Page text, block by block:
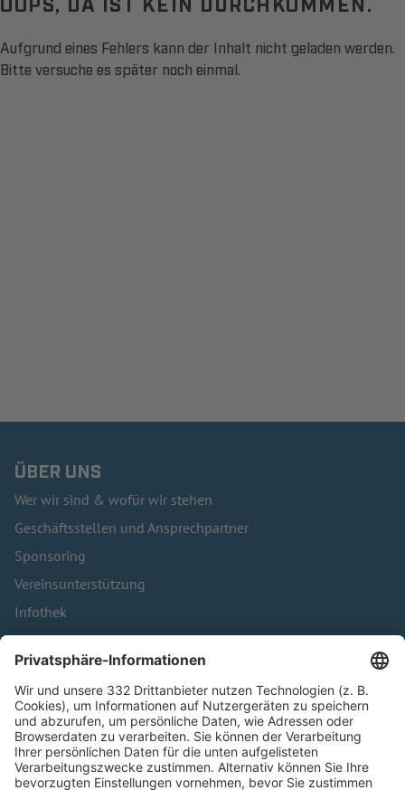
Aufgrund eines Fehlers kann der Inhalt nicht geladen werden.
Bitte versuche es später noch einmal.
ÜBER UNS
Wer wir sind & wofür wir stehen
Geschäftsstellen und Ansprechpartner
Sponsoring
Vereinsunterstützung
Infothek
Kontakt
HÄUFIG BESUCHTE SEITEN
Pässe und Vereinswechsel
Trainerausbildung
Schulungsangebot Vereinsmitarbeiter